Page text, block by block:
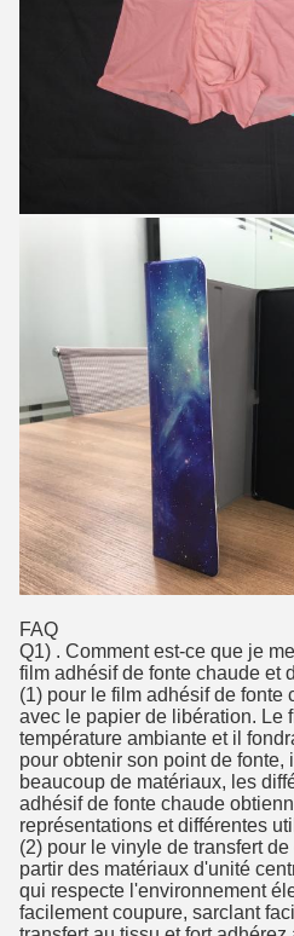
FAQ
Q1) . Comment est-ce que je
film adhésif de fonte chaude et
(1) pour le film adhésif de fonte
avec le papier de libération. Le
température ambiante et il
pour obtenir son point de
beaucoup de matériaux, les
adhésif de fonte chaude
représentations et différentes
(2) pour le vinyle de transfert
partir des matériaux d'unité
qui respecte l'environnement
facilement coupure, sarclant